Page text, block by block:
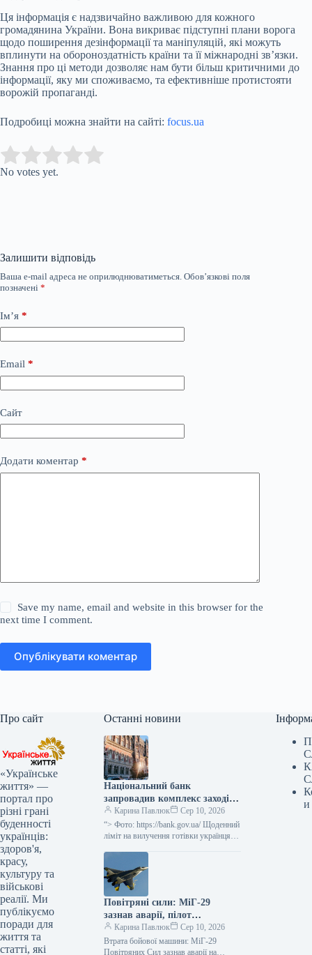
Ця інформація є надзвичайно важливою для кожного
громадянина України. Вона викриває підступні плани ворога
щодо поширення дезінформації та маніпуляцій, які можуть
вплинути на обороноздатність країни та її міжнародні зв’язки.
Знання про ці методи дозволяє нам бути більш критичними до
інформації, яку ми споживаємо, та ефективніше протистояти
ворожій пропаганді.
Подробиці можна знайти на сайті: focus.ua
Rate this item:
No votes yet.
Залишити відповідь
Ваша e-mail адреса не оприлюднюватиметься. Обов’язкові поля
позначені *
Ім’я *
Email *
Сайт
Додати коментар *
Save my name, email and website in this browser for the
next time I comment.
Опублікувати коментар
Про сайт
«Українське
життя» —
портал про
різні грані
буденності
українців:
здоров'я,
красу,
культуру та
військові
реалії. Ми
публікуємо
поради для
життя та
статті, які
Останні новини
Національний банк
запровадив комплекс заходів
для полегшення валютних
операцій громадян.
Карина Павлюк
Сер 10, 2026
“> Фото: https://bank.gov.ua/ Щоденний
ліміт на вилучення готівки українцями
Повітряні сили: МіГ-29
зазнав аварії, пілот
врятований — останні деталі
Карина Павлюк
Сер 10, 2026
Втрата бойової машини: МіГ-29
Повітряних Сил зазнав аварії на
и